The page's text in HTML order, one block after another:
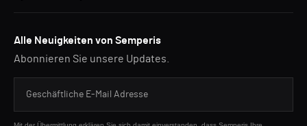
Alle Neuigkeiten von Semperis
Abonnieren Sie unsere Updates.